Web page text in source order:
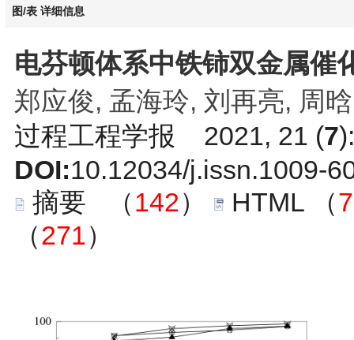
图/表 详细信息
电芬顿体系中铁铈双金属
郑应俊, 孟海玲, 刘再亮, 周
过程工程学报 2021, 21 (7
DOI:10.12034/j.issn.1009-
摘要 （142） HTML （
（271）